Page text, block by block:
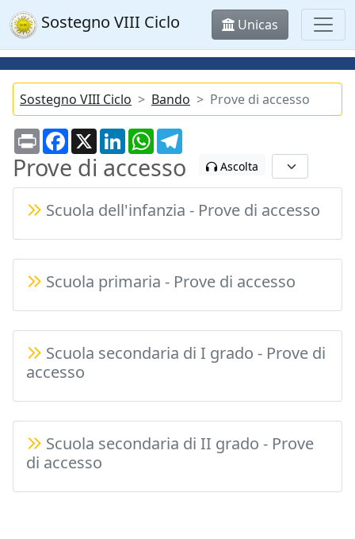
Sostegno VIII Ciclo Unicas
Sostegno VIII Ciclo Bando Prove di accesso
PrintFacebook
X LinkedInWhatsApp
Prove di accesso Ascolta
Scuola dell'infanzia - Prove di accesso
Scuola primaria - Prove di accesso
Scuola secondaria di I grado - Prove di
accesso
Scuola secondaria di II grado - Prove
di accesso